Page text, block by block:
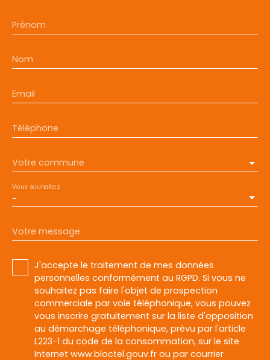
Prénom
Nom
Email
Téléphone
Votre commune
-
Vous souhaitez
Votre message
J'accepte le traitement de mes données
personnelles conformément au RGPD. Si vous ne
souhaitez pas faire l'objet de prospection
commerciale par voie téléphonique, vous pouvez
vous inscrire gratuitement sur la liste d'opposition
au démarchage téléphonique, prévu par l'article
L223-1 du code de la consommation, sur le site
Internet www.bloctel.gouv.fr ou par courrier